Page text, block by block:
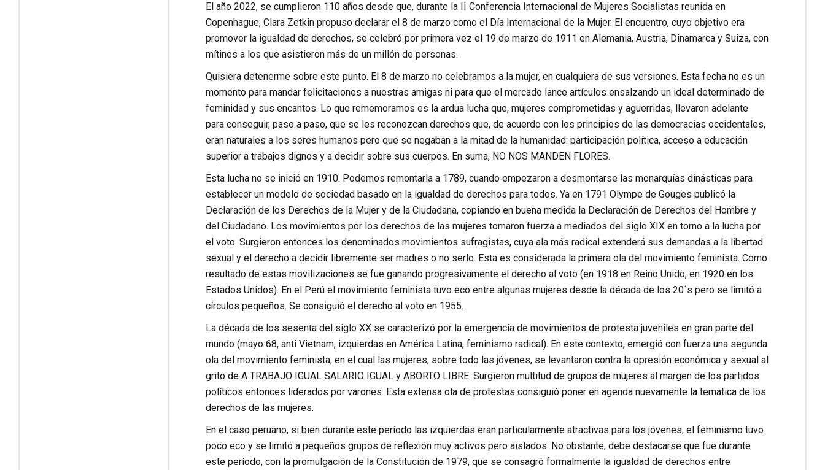
El año 2022, se cumplieron 110 años desde que, durante la II Conferencia Internacional de Mujeres Socialistas reunida en
Copenhague, Clara Zetkin propuso declarar el 8 de marzo como el Día Internacional de la Mujer. El encuentro, cuyo objetivo era
promover la igualdad de derechos, se celebró por primera vez el 19 de marzo de 1911 en Alemania, Austria, Dinamarca y Suiza, con
mítines a los que asistieron más de un millón de personas.
Quisiera detenerme sobre este punto. El 8 de marzo no celebramos a la mujer, en cualquiera de sus versiones. Esta fecha no es un
momento para mandar felicitaciones a nuestras amigas ni para que el mercado lance artículos ensalzando un ideal determinado de
feminidad y sus encantos. Lo que rememoramos es la ardua lucha que, mujeres comprometidas y aguerridas, llevaron adelante
para conseguir, paso a paso, que se les reconozcan derechos que, de acuerdo con los principios de las democracias occidentales,
eran naturales a los seres humanos pero que se negaban a la mitad de la humanidad: participación política, acceso a educación
superior a trabajos dignos y a decidir sobre sus cuerpos. En suma, NO NOS MANDEN FLORES.
Esta lucha no se inició en 1910. Podemos remontarla a 1789, cuando empezaron a desmontarse las monarquías dinásticas para
establecer un modelo de sociedad basado en la igualdad de derechos para todos. Ya en 1791 Olympe de Gouges publicó la
Declaración de los Derechos de la Mujer y de la Ciudadana, copiando en buena medida la Declaración de Derechos del Hombre y
del Ciudadano. Los movimientos por los derechos de las mujeres tomaron fuerza a mediados del siglo XIX en torno a la lucha por
el voto. Surgieron entonces los denominados movimientos sufragistas, cuya ala más radical extenderá sus demandas a la libertad
sexual y el derecho a decidir libremente ser madres o no serlo. Esta es considerada la primera ola del movimiento feminista. Como
resultado de estas movilizaciones se fue ganando progresivamente el derecho al voto (en 1918 en Reino Unido, en 1920 en los
Estados Unidos). En el Perú el movimiento feminista tuvo eco entre algunas mujeres desde la década de los 20´s pero se limitó a
círculos pequeños. Se consiguió el derecho al voto en 1955.
La década de los sesenta del siglo XX se caracterizó por la emergencia de movimientos de protesta juveniles en gran parte del
mundo (mayo 68, anti Vietnam, izquierdas en América Latina, feminismo radical). En este contexto, emergió con fuerza una segunda
ola del movimiento feminista, en el cual las mujeres, sobre todo las jóvenes, se levantaron contra la opresión económica y sexual al
grito de A TRABAJO IGUAL SALARIO IGUAL y ABORTO LIBRE. Surgieron multitud de grupos de mujeres al margen de los partidos
políticos entonces liderados por varones. Esta extensa ola de protestas consiguió poner en agenda nuevamente la temática de los
derechos de las mujeres.
En el caso peruano, si bien durante este período las izquierdas eran particularmente atractivas para los jóvenes, el feminismo tuvo
poco eco y se limitó a pequeños grupos de reflexión muy activos pero aislados. No obstante, debe destacarse que fue durante
este período, con la promulgación de la Constitución de 1979, que se consagró formalmente la igualdad de derechos entre